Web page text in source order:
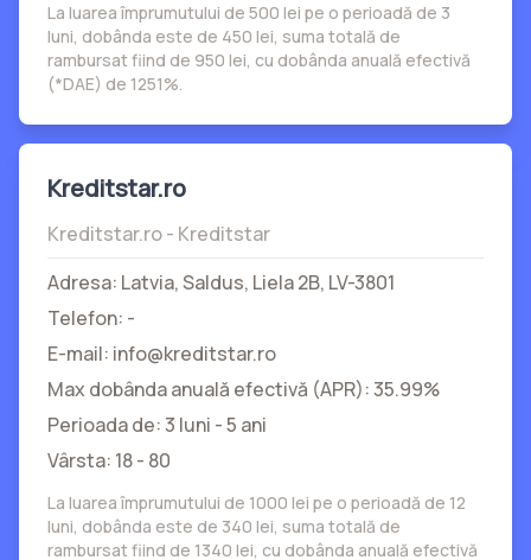
La luarea împrumutului de 500 lei pe o perioadă de 3
luni, dobânda este de 450 lei, suma totală de
rambursat fiind de 950 lei, cu dobânda anuală efectivă
(*DAE) de 1251%.
Kreditstar.ro
Kreditstar.ro - Kreditstar
Adresa: Latvia, Saldus, Liela 2B, LV-3801
Telefon: -
E-mail: info@kreditstar.ro
Max dobânda anuală efectivă (APR): 35.99%
Perioada de: 3 luni - 5 ani
Vârsta: 18 - 80
La luarea împrumutului de 1000 lei pe o perioadă de 12
luni, dobânda este de 340 lei, suma totală de
rambursat fiind de 1340 lei, cu dobânda anuală efectivă